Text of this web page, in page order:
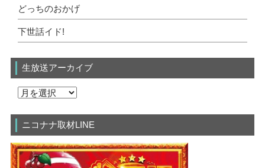
どっちのおかげ
下世話イド!
生放送アーカイブ
ニコナナ取材LINE